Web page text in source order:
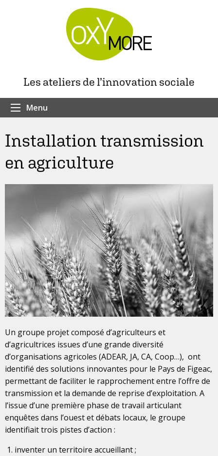
Les ateliers de l’innovation sociale
Menu
Installation transmission
en agriculture
Un groupe projet composé d’agriculteurs et
d’agricultrices issues d’une grande diversité
d’organisations agricoles (ADEAR, JA, CA, Coop…), ont
identifié des solutions innovantes pour le Pays de Figeac,
permettant de faciliter le rapprochement entre l’offre de
transmission et la demande de reprise d’exploitation. A
l’issue d’une première phase de travail articulant
enquêtes dans l’ouest et débats locaux, le groupe
identifiait trois pistes d’action :
inventer un territoire accueillant ;